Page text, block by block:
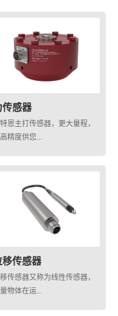
传感器
恩主打传感器，更大量程，
精度供您...
移传感器
传感器又称为线性传感器，
物体在运...